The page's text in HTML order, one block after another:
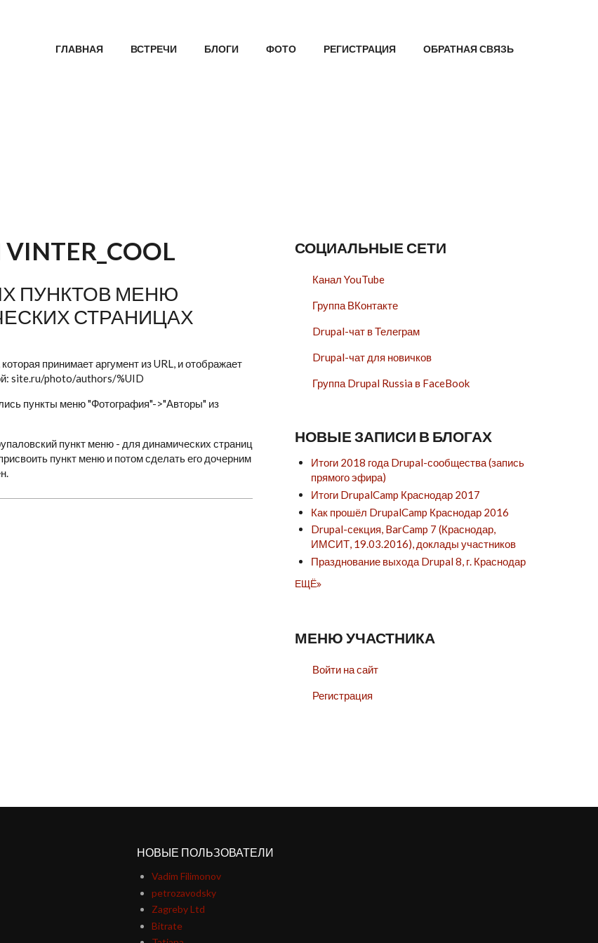
ГЛАВНОЕ МЕНЮ
ГЛАВНАЯ ВСТРЕЧИ БЛОГИ ФОТО РЕГИСТРАЦИЯ ОБРАТНАЯ СВЯЗЬ
ПУНКТОВ МЕНЮ
СТРАНИЦАХ
принимает аргумент из URL, и отображает
site.ru/photo/authors/%UID
пункты меню "Фотография"->"Авторы" из
пункт меню - для динамических страниц
пункт меню и потом сделать его дочерним
СОЦИАЛЬНЫЕ СЕТИ
Канал YouTube
Группа ВКонтакте
Drupal-чат в Телеграм
Drupal-чат для новичков
Группа Drupal Russia в FaceBook
НОВЫЕ ЗАПИСИ В БЛОГАХ
Итоги 2018 года Drupal-сообщества (запись
прямого эфира)
Итоги DrupalCamp Краснодар 2017
Как прошёл DrupalCamp Краснодар 2016
Drupal-секция, BarCamp 7 (Краснодар,
ИМСИТ, 19.03.2016), доклады участников
Празднование выхода Drupal 8, г. Краснодар
ЕЩЁ
МЕНЮ УЧАСТНИКА
Войти на сайт
Регистрация
НОВЫЕ ПОЛЬЗОВАТЕЛИ
Vadim Filimonov
petrozavodsky
Zagreby Ltd
Bitrate